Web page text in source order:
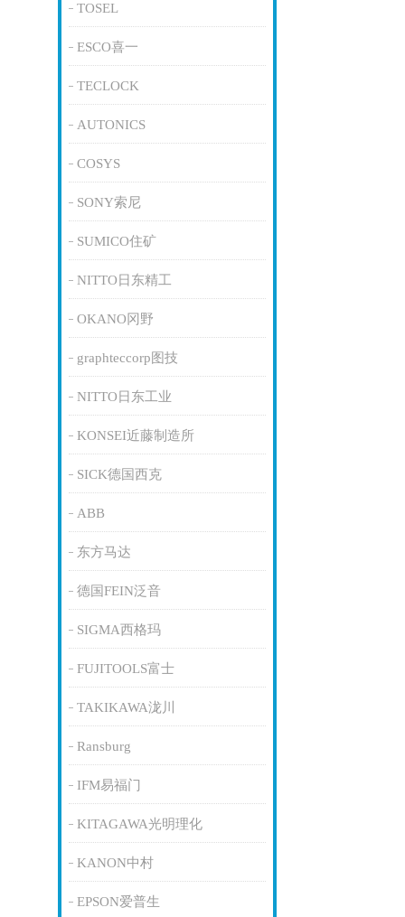
TOSEL
ESCO喜一
TECLOCK
AUTONICS
COSYS
SONY索尼
SUMICO住矿
NITTO日东精工
OKANO冈野
graphteccorp图技
NITTO日东工业
KONSEI近藤制造所
SICK德国西克
ABB
东方马达
德国FEIN泛音
SIGMA西格玛
FUJITOOLS富士
TAKIKAWA泷川
Ransburg
IFM易福门
KITAGAWA光明理化
KANON中村
EPSON爱普生